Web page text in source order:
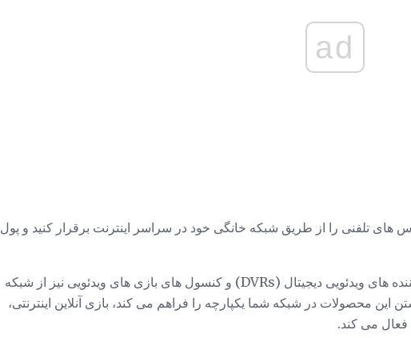
ad
های تلفنی را از طریق شبکه خانگی خود در سراسر اینترنت برقرار کنید و پول
جدیدترین محصولات سرگرمی خانگی مانند ضبط کننده های ویدئویی دیجیتال (DVRs) و کنسول های بازی های ویدئویی نیز از شبکه
محصولات در شبکه شما یکپارچه را فراهم می کند، بازی آنلاین اینترنتی،
فعال می کند.